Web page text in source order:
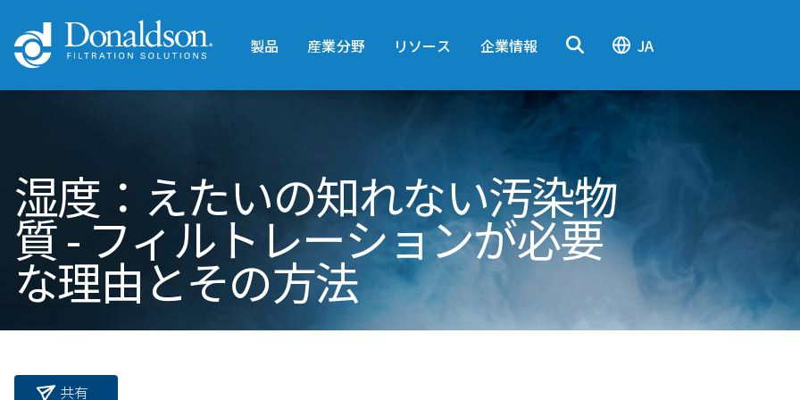
製品 産業分野 リソース 企業情報 JA
湿度：えたいの知れない汚染物
質 - フィルトレーションが必要
な理由とその方法
共有